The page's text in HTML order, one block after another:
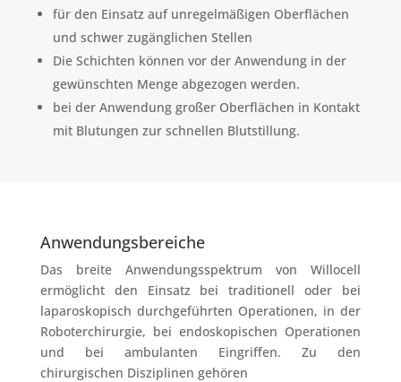
für den Einsatz auf unregelmäßigen Oberflächen
und schwer zugänglichen Stellen
Die Schichten können vor der Anwendung in der
gewünschten Menge abgezogen werden.
bei der Anwendung großer Oberflächen in Kontakt
mit Blutungen zur schnellen Blutstillung.
Anwendungsbereiche
Das breite Anwendungsspektrum von Willocell
ermöglicht den Einsatz bei traditionell oder bei
laparoskopisch durchgeführten Operationen, in der
Roboterchirurgie, bei endoskopischen Operationen
und bei ambulanten Eingriffen. Zu den
chirurgischen Disziplinen gehören